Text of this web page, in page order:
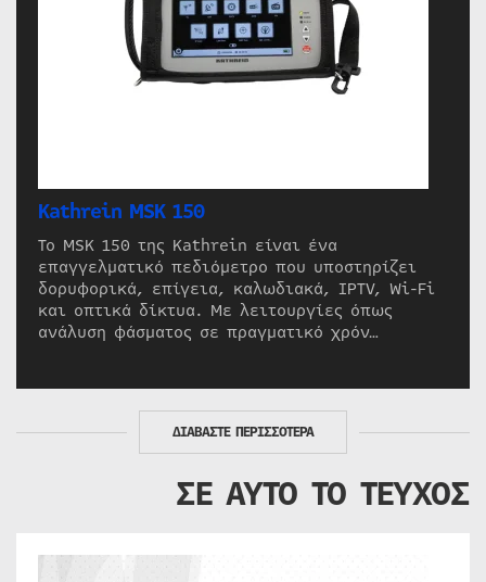
Kathrein MSK 150
Το MSK 150 της Kathrein είναι ένα
επαγγελματικό πεδιόμετρο που υποστηρίζει
δορυφορικά, επίγεια, καλωδιακά, IPTV, Wi-Fi
και οπτικά δίκτυα. Με λειτουργίες όπως
ανάλυση φάσματος σε πραγματικό χρόν…
ΔΙΑΒΑΣΤΕ ΠΕΡΙΣΣΟΤΕΡΑ
ΣΕ ΑΥΤΟ ΤΟ ΤΕΥΧΟΣ